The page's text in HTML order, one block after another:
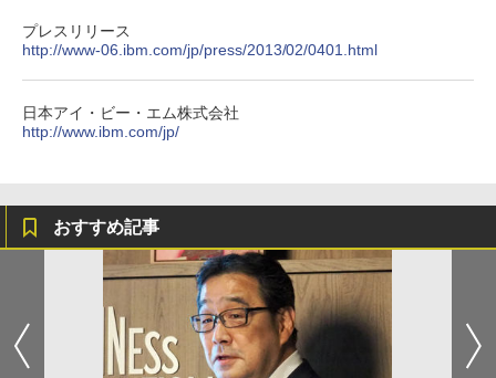
プレスリリース
http://www-06.ibm.com/jp/press/2013/02/0401.html
日本アイ・ビー・エム株式会社
http://www.ibm.com/jp/
おすすめ記事